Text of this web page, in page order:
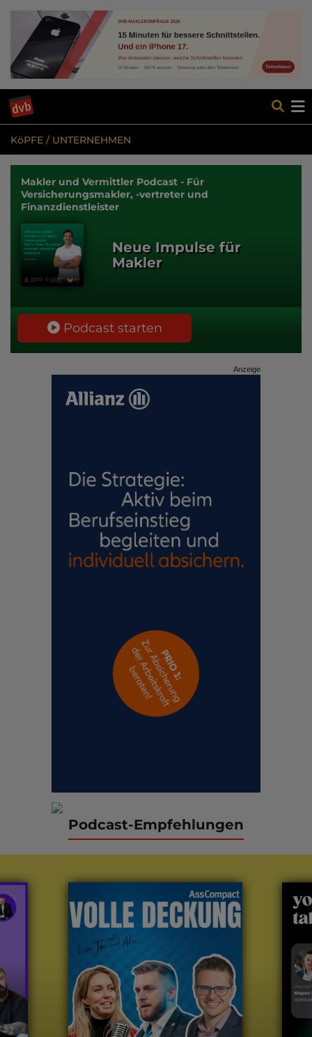
KöPFE / UNTERNEHMEN
Makler und Vermittler Podcast - Für
Versicherungsmakler, -vertreter und
Finanzdienstleister
Neue Impulse für
Makler
Podcast starten
Anzeige
Podcast-Empfehlungen